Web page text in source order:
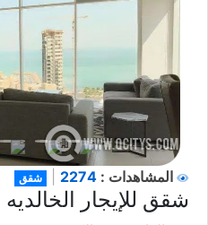
شقق المشاهدات :
شقق للإيجار الخالديه